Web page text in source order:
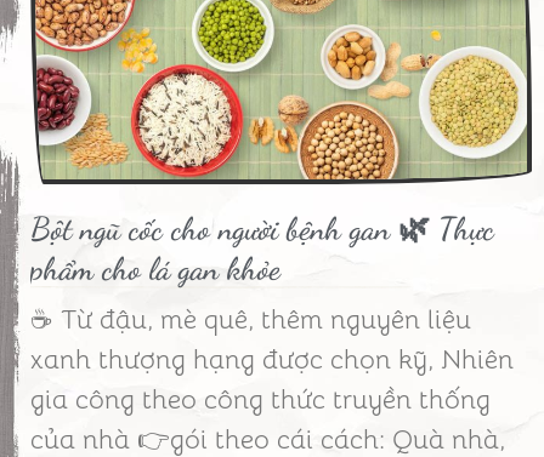
Bột ngũ cốc cho người bệnh gan 🌿 Thực
phẩm cho lá gan khỏe
☕ Từ đậu, mè quê, thêm nguyên liệu
xanh thượng hạng được chọn kỹ, Nhiên
gia công theo công thức truyền thống
của nhà 👉gói theo cái cách: Quà nhà,